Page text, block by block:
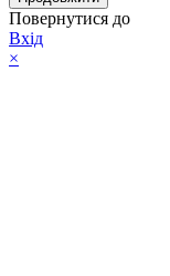
Повернутися до
Вхід
×